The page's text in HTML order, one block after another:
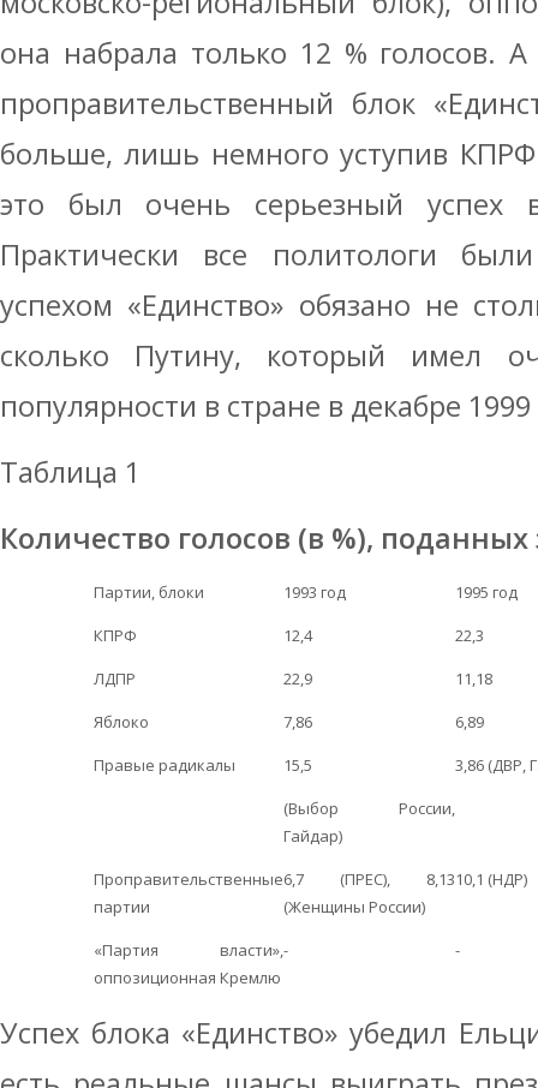
она набрала только 12 % голосов.
проправительственный блок
больше, лишь немного уступив
это был очень серьезный успех
Практически все политологи
успехом «Единство» обязано не
сколько Путину, который имел
популярности в стране в декабре 1999
Таблица 1
Количество голосов (в %),
Партии, блоки 1993 год
1995 год
КПРФ
12,4
22,3
ЛДПР
22,9
11,18
Яблоко
7,86
6,89
Правые радикалы
15,5
(Выбор России,
Гайдар)
3,86 (ДВР,
Проправительственные
партии
6,7 (ПРЕС), 8,13
(Женщины России)
10,1 (НДР)
«Партия власти»,
оппозиционная Кремлю
- -
Успех блока «Единство» убедил